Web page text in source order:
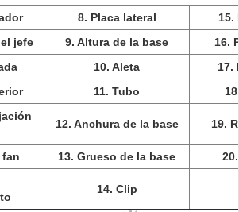
8. Placa lateral
15.
jefe
9. Altura de la base
16.
10. Aleta
17.
11. Tubo
12. Anchura de la base 19.
fan 13. Grueso de la base
14. Clip